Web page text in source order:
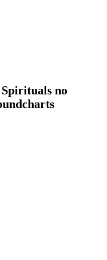
Spirituals no